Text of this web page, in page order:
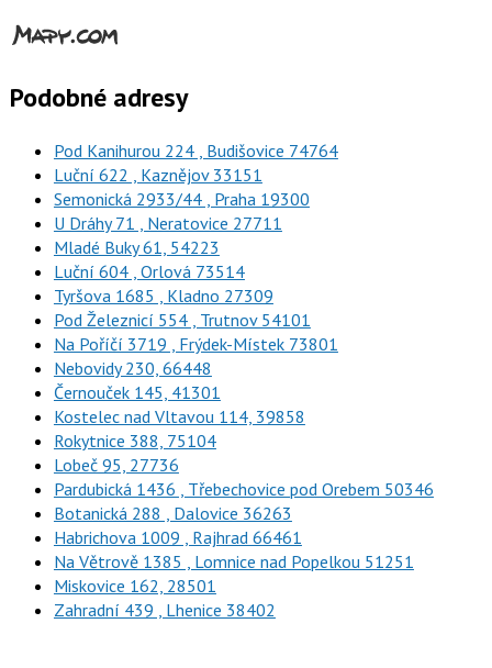
Podobné adresy
Pod Kanihurou 224 , Budišovice 74764
Luční 622 , Kaznějov 33151
Semonická 2933/44 , Praha 19300
U Dráhy 71 , Neratovice 27711
Mladé Buky 61, 54223
Luční 604 , Orlová 73514
Tyršova 1685 , Kladno 27309
Pod Železnicí 554 , Trutnov 54101
Na Poříčí 3719 , Frýdek-Místek 73801
Nebovidy 230, 66448
Černouček 145, 41301
Kostelec nad Vltavou 114, 39858
Rokytnice 388, 75104
Lobeč 95, 27736
Pardubická 1436 , Třebechovice pod Orebem 50346
Botanická 288 , Dalovice 36263
Habrichova 1009 , Rajhrad 66461
Na Větrově 1385 , Lomnice nad Popelkou 51251
Miskovice 162, 28501
Zahradní 439 , Lhenice 38402